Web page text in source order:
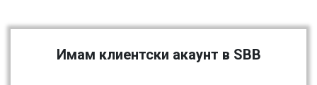
Имам клиентски акаунт в SBB